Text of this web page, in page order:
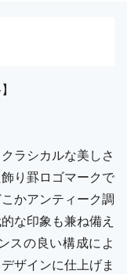
ラシカルな美しさ
り罫ロゴマークで
かアンティーク調
な印象も兼ね備え
スの良い構成によ
ザインに仕上げま